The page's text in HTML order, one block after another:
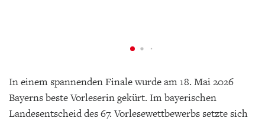
In einem spannenden Finale wurde am 18. Mai 2026
Bayerns beste Vorleserin gekürt. Im bayerischen
Landesentscheid des 67. Vorlesewettbewerbs setzte sich